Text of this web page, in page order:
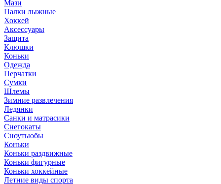
Мази
Палки лыжные
Хоккей
Аксессуары
Защита
Клюшки
Коньки
Одежда
Перчатки
Сумки
Шлемы
Зимние развлечения
Ледянки
Санки и матрасики
Снегокаты
Сноутьюбы
Коньки
Коньки раздвижные
Коньки фигурные
Коньки хоккейные
Летние виды спорта